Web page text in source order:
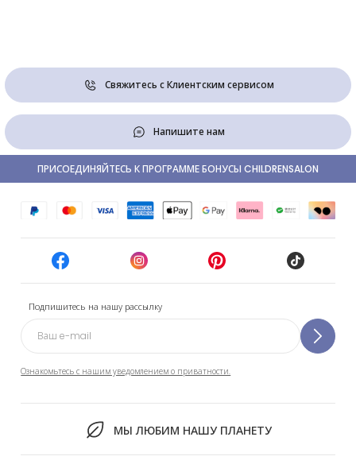
Свяжитесь с Клиентским сервисом
Напишите нам
Подпишитесь на нашу рассылку
Ознакомьтесь с нашим уведомлением о приватности.
МЫ ЛЮБИМ НАШУ ПЛАНЕТУ
ПРИСОЕДИНЯЙТЕСЬ К ПРОГРАММЕ БОНУСЫ CHILDRENSALON